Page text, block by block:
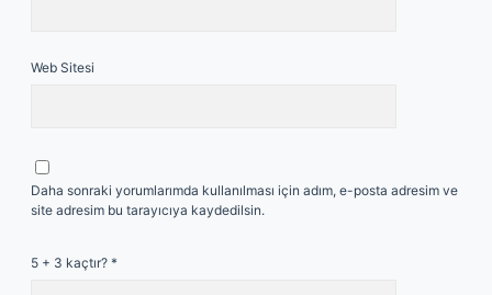
Web Sitesi
Daha sonraki yorumlarımda kullanılması için adım, e-posta adresim ve
site adresim bu tarayıcıya kaydedilsin.
5 + 3 kaçtır? *